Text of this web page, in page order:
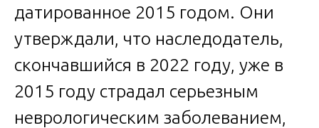
датированное 2015 годом. Они
утверждали, что наследодатель,
скончавшийся в 2022 году, уже в
2015 году страдал серьезным
неврологическим заболеванием,